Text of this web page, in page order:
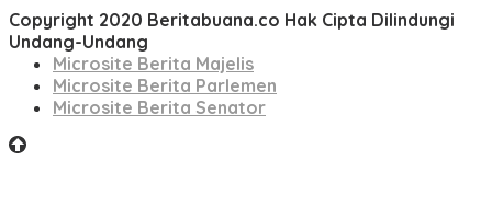
Copyright 2020 Beritabuana.co Hak Cipta Dilindungi
Undang-Undang
Microsite Berita Majelis
Microsite Berita Parlemen
Microsite Berita Senator